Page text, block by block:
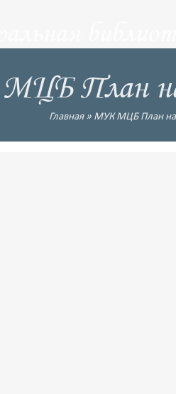
План на
Главная» МУК МЦБ План на